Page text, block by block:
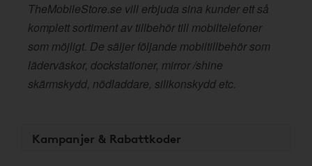
TheMobileStore.se vill erbjuda sina kunder ett så
komplett sortiment av tillbehör till mobiltelefoner
som möjligt. De säljer följande mobiltillbehör som
läderväskor, dockstationer, mirror /shine
skärmskydd, nödladdare, silikonskydd etc.
Kampanjer & Rabattkoder